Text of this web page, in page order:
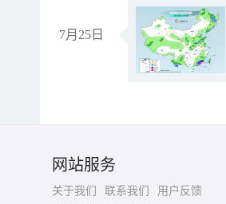
7月25日
网站服务
关于我们 联系我们
用户反馈